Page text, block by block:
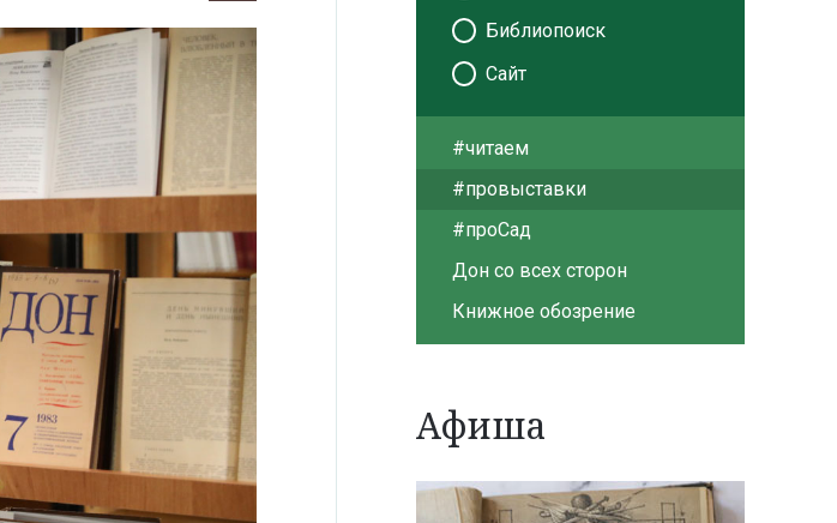
Библиопоиск
Сайт
#читаем
#провыставки
#проСад
Дон со всех сторон
Книжное обозрение
Афиша